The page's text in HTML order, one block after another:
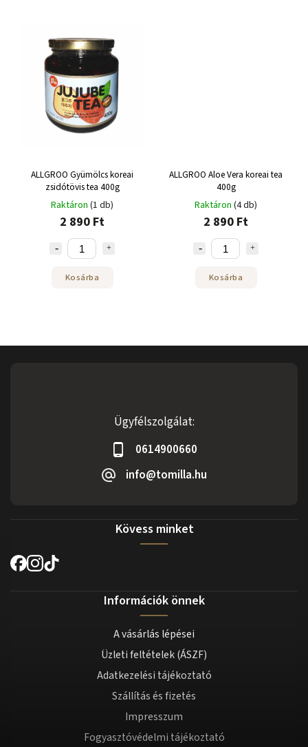
ALLGROO Gyümölcs koreai
zsidótövis tea 400g
Raktáron (1 db)
2 890 Ft
Kosárba
ALLGROO Aloe Vera koreai tea
400g
Raktáron (4 db)
2 890 Ft
Kosárba
Ügyfélszolgálat:
0614900660
info@tomilla.hu
Kövess minket
Információk önnek
A vásárlás lépései
Üzleti feltételek (ÁSZF)
Adatkezelési tájékoztató
Szállítás és fizetés
Impresszum
Fogyasztóvédelmi tájékoztató